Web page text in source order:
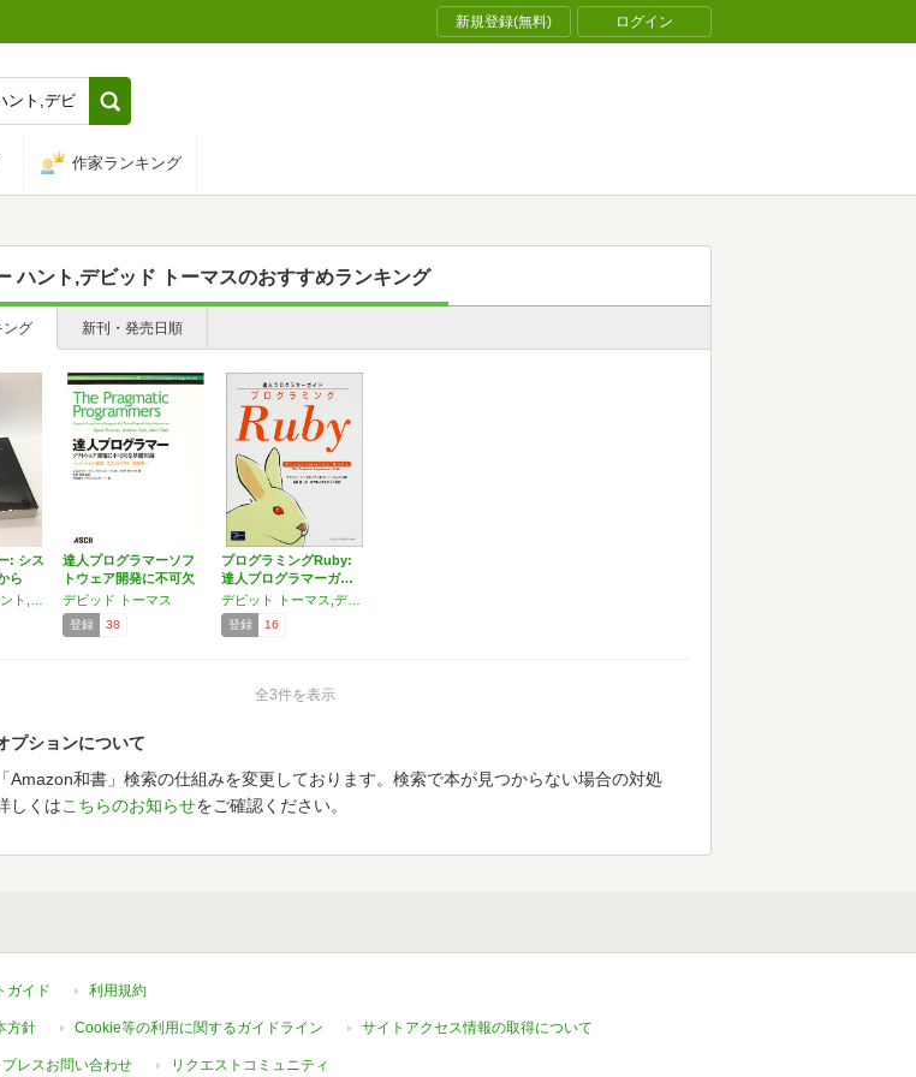
新規登録(無料) ログイン
作家ランキング
ハント,デビッド トーマスのおすすめランキング
ング 新刊・発売日順
: シス
ら
達人プログラマーソフ
トウェア開発に不可欠
な基…
デビッド トーマス
登録 38
プログラミングRuby:
達人プログラマーガ…
登録 16
全3件を表示
プションについて
Amazon和書」検索の仕組みを変更しております。検索で本が見つからない場合の対処
しくはこちらのお知らせをご確認ください。
ガイド 利用規約
方針 Cookie等の利用に関するガイドライン サイトアクセス情報の取得について
レスお問い合わせ リクエストコミュニティ